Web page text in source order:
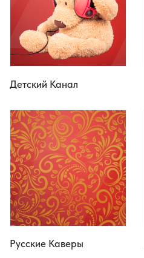
Детский Канал
Русские Каверы